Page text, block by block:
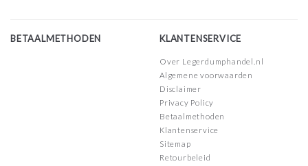
BETAALMETHODEN KLANTENSERVICE
Over Legerdumphandel.nl
Algemene voorwaarden
Disclaimer
Privacy Policy
Betaalmethoden
Klantenservice
Sitemap
Retourbeleid